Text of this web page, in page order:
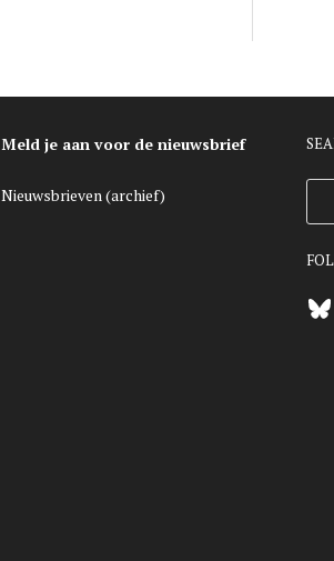
Meld je aan voor de nieuwsbrief
Nieuwsbrieven (archief)